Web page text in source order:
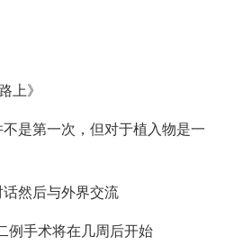
上》
是第一次，但对于植入物是一
然后与外界交流
例手术将在几周后开始